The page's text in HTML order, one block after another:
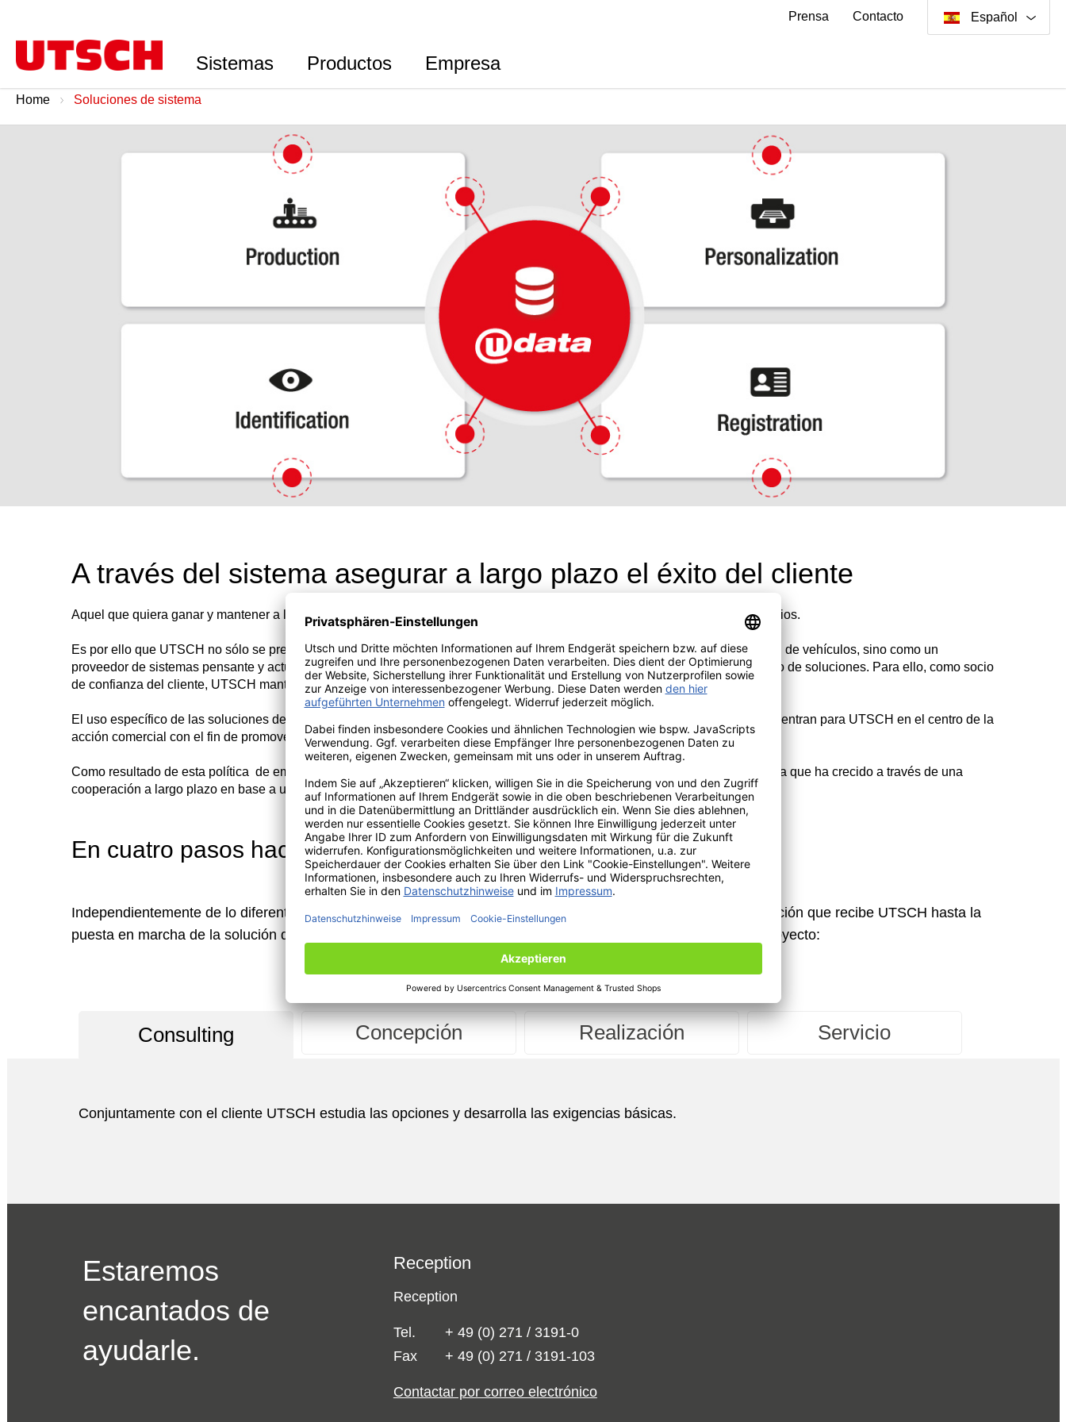
Prensa Contacto Español
Sistemas Productos Empresa
Home Soluciones de sistema
A través del sistema asegurar a largo plazo el éxito del cliente
Aquel que quiera ganar y mantener a los clientes más exigentes de forma duradera debe convencerlos con logros extraordinarios.
Es por ello que UTSCH no sólo se presenta como un proveedor de productos de alta seguridad para el registro e identificación de vehículos, sino como un
proveedor de sistemas pensante y actuador integral capaz de responder a medida exigencias de alta complejidad con este tipo de soluciones. Para ello, como socio
de confianza del cliente, UTSCH mantiene siempre en mente sus exigencias individuales o nacionales.
El uso específico de las soluciones de sistemas desarrolladas, unidas con el máximo beneficio posible para el cliente, se encuentran para UTSCH en el centro de la
acción comercial con el fin de promover el éxito del cliente y mantenerlo a largo plazo.
Como resultado de esta política de empresa UTSCH goza entre muchos de sus clientes de una posición especial de confianza que ha crecido a través de una
cooperación a largo plazo en base a un asesoramiento profesional e integridad personal.
En cuatro pasos hacia el sistema óptimo
Independientemente de lo diferentes que puedan ser las exigencias de los clientes: el camino de la primera petición que recibe UTSCH hasta la
puesta en marcha de la solución de sistema acordada se puede dividir en todo momento en cuatro pasos de proyecto:
Consulting Concepción Realización Servicio
Conjuntamente con el cliente UTSCH estudia las opciones y desarrolla las exigencias básicas.
Estaremos
encantados de
ayudarle.
Reception
Reception
Tel.
+ 49 (0) 271 / 3191-0
Fax
+ 49 (0) 271 / 3191-103
Contactar por correo electrónico